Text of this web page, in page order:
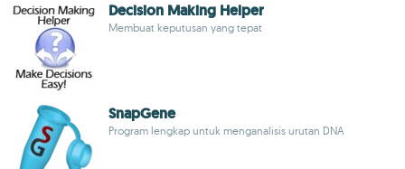
Decision Making Helper
Membuat keputusan yang tepat
SnapGene
Program lengkap untuk menganalisis urutan DNA